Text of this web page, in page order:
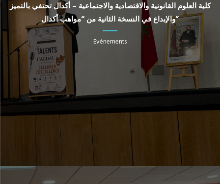
كلية العلوم القانونية والاقتصادية والاجتماعية – أكدال تحتفي بالتميز
والإبداع في النسخة الثانية من “مواهب أكدال”
Evénements